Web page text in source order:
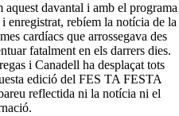
aquest davantal i amb el programa
enregistrat, rebíem la notícia de la
cardíacs que arrossegava des
fatalment en els darrers dies.
i Canadell ha desplaçat tots
edició del FES TA FESTA
reflectida ni la notícia ni el